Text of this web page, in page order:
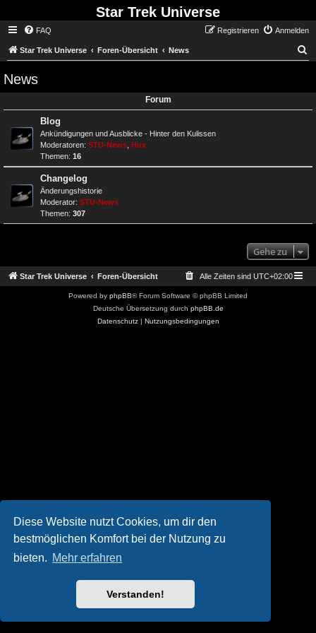
Diese Website nutzt Cookies, um dir den
bestmöglichen Komfort bei der Nutzung zu
bieten. Mehr erfahren
Verstanden!
Star Trek Universe
FAQ Anmelden
Registrieren
Star Trek Universe Foren-Übersicht News
News
Forum
Blog
Ankündigungen und Ausblicke - Hinter den Kulissen
Moderatoren: STU-News Hux
Themen: 16
Changelog
Änderungshistorie
Moderator: STU-News
Themen: 307
Gehe zu
Star Trek Universe Foren-Übersicht Alle Zeiten sind UTC+02:00
Powered by phpBB® Forum Software © phpBB Limited
Deutsche Übersetzung durch phpBB.de
Datenschutz| Nutzungsbedingungen